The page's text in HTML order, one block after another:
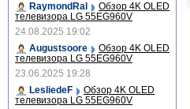
RaymondRal
Обзор 4K OLED
телевизора LG 55EG960V
24.08.2025 19:02
Augustsoore
Обзор 4K OLED
телевизора LG 55EG960V
23.06.2025 19:28
LesliedeF
Обзор 4K OLED
телевизора LG 55EG960V